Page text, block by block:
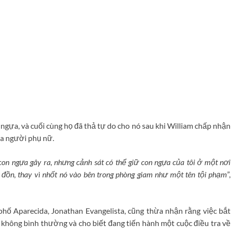
và cuối cùng họ đã thả tự do cho nó sau khi William chấp nhận
người phụ nữ.
ngựa gây ra, nhưng cảnh sát có thể giữ con ngựa của tôi ở một nơi
thay vì nhốt nó vào bên trong phòng giam như một tên tội phạm”,
Aparecida, Jonathan Evangelista, cũng thừa nhận rằng việc bắt
bình thường và cho biết đang tiến hành một cuộc điều tra về